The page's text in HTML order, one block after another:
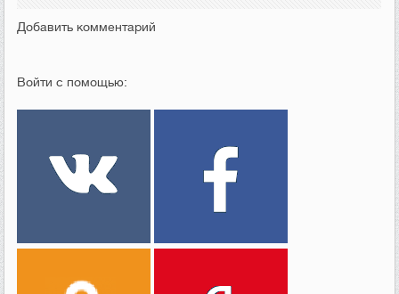
Добавить комментарий
Войти с помощью: